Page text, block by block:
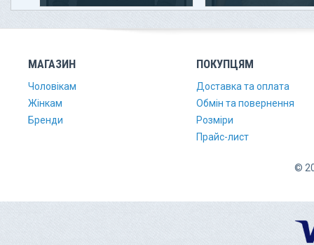
МАГАЗИН
Чоловікам
Жінкам
Бренди
ПОКУПЦЯМ
Доставка та оплата
Обмін та повернення
Розміри
Прайс-лист
©